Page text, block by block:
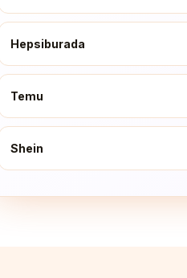
Hepsiburada
Temu
Shein